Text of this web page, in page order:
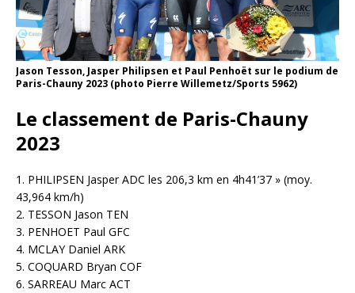
Jason Tesson, Jasper Philipsen et Paul Penhoët sur le podium de
Paris-Chauny 2023 (photo Pierre Willemetz/Sports 5962)
Le classement de Paris-Chauny
2023
1. PHILIPSEN Jasper ADC les 206,3 km en 4h41’37 » (moy.
43,964 km/h)
2. TESSON Jason TEN
3. PENHOET Paul GFC
4. MCLAY Daniel ARK
5. COQUARD Bryan COF
6. SARREAU Marc ACT